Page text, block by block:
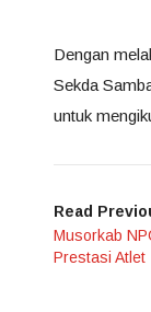
Dengan
Sekda
untuk
Read
Musorkab
Prestasi Atlet